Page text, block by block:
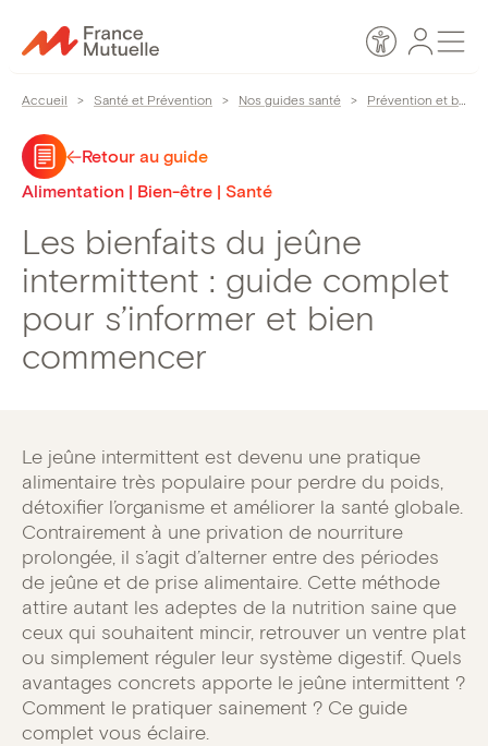
au
Accessibilité
Espace
Accueil > Santé et Prévention > Nos guides santé > Prévention et bien-être
Retour au guide
Alimentation | Bien-être | Santé
Les bienfaits du jeûne
intermittent : guide complet
pour s’informer et bien
commencer
Le jeûne intermittent est devenu une pratique
alimentaire très populaire pour perdre du poids,
détoxifier l’organisme et améliorer la santé globale.
Contrairement à une privation de nourriture
prolongée, il s’agit d’alterner entre des périodes
de jeûne et de prise alimentaire. Cette méthode
attire autant les adeptes de la nutrition saine que
ceux qui souhaitent mincir, retrouver un ventre plat
ou simplement réguler leur système digestif. Quels
avantages concrets apporte le jeûne intermittent ?
Comment le pratiquer sainement ? Ce guide
complet vous éclaire.